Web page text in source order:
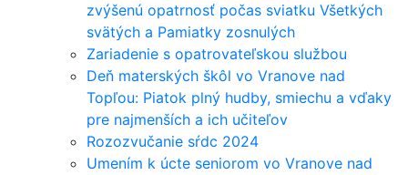
zvýšenú opatrnosť počas sviatku Všetkých
svätých a Pamiatky zosnulých
Zariadenie s opatrovateľskou službou
Deň materských škôl vo Vranove nad
Topľou: Piatok plný hudby, smiechu a vďaky
pre najmenších a ich učiteľov
Rozozvučanie sŕdc 2024
Umením k úcte seniorom vo Vranove nad